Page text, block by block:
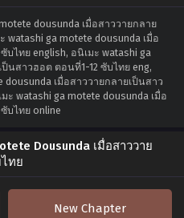
dousunda เมื่อสาววายกลาย
watashi ga motete dousunda เมื่อ
ไทย english, อนิเมะ watashi ga
นสาวฮอต ตอนที่1-12 ซับไทย eng,
เมื่อสาววายกลายเป็นสาว
ะ watashi ga motete dousunda เมื่อ
บไทย online
Dousunda เมื่อสาววาย
ทย
New Chapter